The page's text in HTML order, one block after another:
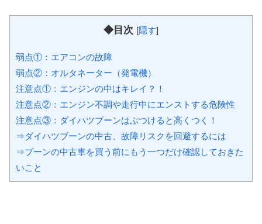
◆目次 [隠す]
弱点①：エアコンの故障
弱点②：オルタネーター（発電機）
注意点①：エンジンの中はキレイ？！
注意点②：エンジン不調や走行中にエンストする危険性
注意点③：ダイハツブーンはぶつけると高くつく！
⇒ダイハツブーンの中古、故障リスクを回避するには
⇒ブーンの中古車を買う前にもう一つだけ確認しておきた
いこと